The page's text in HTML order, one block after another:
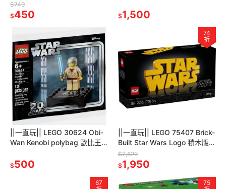
$749
$450 $1,500
||一直玩|| LEGO 30624 Obi-
Wan Kenobi polybag 歐比王
$500
74
折
||一直玩|| LEGO 75407 Brick-
Built Star Wars Logo 積木版星
際大戰標誌
$2,629
$1,950
67
75